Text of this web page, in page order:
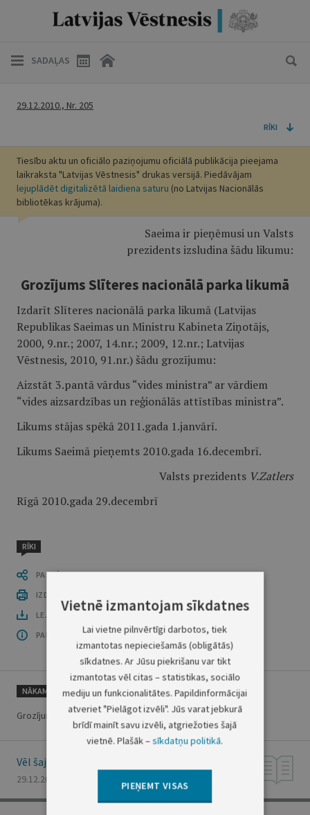
SADAĻAS
29.12.2010., Nr. 205
RĪKI
Tiesību aktu un oficiālo paziņojumu oficiālā publikācija pieejama
laikraksta "Latvijas Vēstnesis" drukas versijā. Piedāvājam
lejuplādēt digitalizētā laidiena saturu (no Latvijas Nacionālās
bibliotēkas krājuma).
Saeima ir pieņēmusi un Valsts
prezidents izsludina šādu likumu:
Grozījums Slīteres nacionālā parka likumā
Izdarīt Slīteres nacionālā parka likumā (Latvijas
Republikas Saeimas un Ministru Kabineta Ziņotājs,
2000, 9.nr.; 2007, 14.nr.; 2009, 12.nr.; Latvijas
Vēstnesis, 2010, 91.nr.) šādu grozījumu:
Aizstāt 3.pantā vārdus “vides ministra” ar vārdiem
“vides aizsardzības un reģionālās attīstības ministra”.
Likums stājas spēkā 2011.gada 1.janvārī.
Likums Saeimā pieņemts 2010.gada 16.decembrī.
Valsts prezidents V.Zatlers
Rīgā 2010.gada 29.decembrī
RĪKI
PASTĀSTI CITIEM
IZDRUKĀT PUBLIKĀCIJU
LEJUPLĀDĒT LAIDIENU (PDF)
PAR OFICIĀLO IZDEVUMU
NĀKAMAIS
Grozījums Sugu un biotopu aizsardzības likumā
Vēl šajā numurā
29.12.2010., Nr. 205
Vietnē izmantojam sīkdatnes
Lai vietne pilnvērtīgi darbotos, tiek
izmantotas nepieciešamās (obligātās)
sīkdatnes. Ar Jūsu piekrišanu var tikt
izmantotas vēl citas – statistikas, sociālo
mediju un funkcionalitātes. Papildinformācijai
atveriet "Pielāgot izvēli". Jūs varat jebkurā
brīdī mainīt savu izvēli, atgriežoties šajā
vietnē. Plašāk –sīkdatņu politikā.
PIEŅEMT VISAS